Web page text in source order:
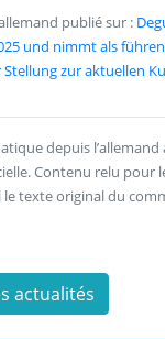
publié sur :
und nimmt als
Stellung zur aktuellen
depuis l’allemand
Contenu relu pour
le texte original du
actualités